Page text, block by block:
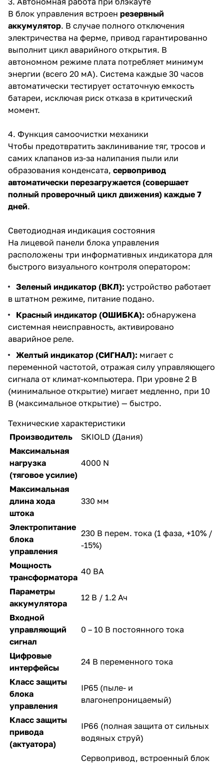
В блок управления встроен резервный
аккумулятор. В случае полного отключения
электричества на ферме, привод гарантированно
выполнит цикл аварийного открытия. В
автономном режиме плата потребляет минимум
энергии (всего 20 мА). Система каждые 30 часов
автоматически тестирует остаточную емкость
батареи, исключая риск отказа в критический
момент.
4. Функция самоочистки механики
Чтобы предотвратить заклинивание тяг, тросов и
самих клапанов из-за налипания пыли или
образования конденсата, сервопривод
автоматически перезагружается (совершает
полный проверочный цикл движения) каждые 7
дней.
Светодиодная индикация состояния
На лицевой панели блока управления
расположены три информативных индикатора для
быстрого визуального контроля оператором:
Зеленый индикатор (ВКЛ): устройство работает
в штатном режиме, питание подано.
Красный индикатор (ОШИБКА): обнаружена
системная неисправность, активировано
аварийное реле.
Желтый индикатор (СИГНАЛ): мигает с
переменной частотой, отражая силу управляющего
сигнала от климат-компьютера. При уровне 2 В
(минимальное открытие) мигает медленно, при 10
В (максимальное открытие) — быстро.
Технические характеристики
Производитель
SKIOLD (Дания)
Максимальная
нагрузка
(тяговое усилие)
4000 N
Максимальная
длина хода
штока
330 мм
Электропитание
блока
управления
230 В перем. тока (1 фаза, +10% /
-15%)
Мощность
трансформатора
40 ВА
Параметры
аккумулятора
12 В / 1.2 Ач
Входной
управляющий
сигнал
0 – 10 В постоянного тока
Цифровые
интерфейсы
24 В переменного тока
Класс защиты
блока
управления
IP65 (пыле- и
влагонепроницаемый)
Класс защиты
привода
(актуатора)
IP66 (полная защита от сильных
водяных струй)
Сервопривод, встроенный блок